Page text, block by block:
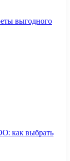
выгодного
как выбрать